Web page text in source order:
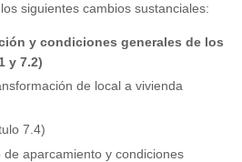
siguientes cambios sustanciales:
y condiciones generales de los
y 7.2)
de local a vivienda
7.4)
de aparcamiento y condiciones